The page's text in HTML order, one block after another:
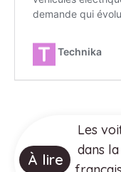
À lire
Les
dans